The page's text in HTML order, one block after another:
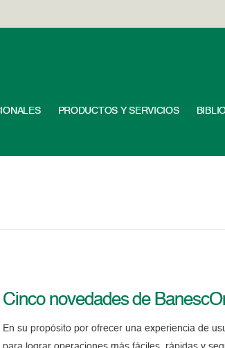
PRODUCTOS Y SERVICIOS
Cinco novedades de
En su propósito por ofrecer una experiencia de